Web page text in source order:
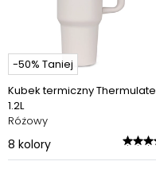
-50% Taniej
Kubek termiczny Thermulate
1.2L
Różowy
8 kolory